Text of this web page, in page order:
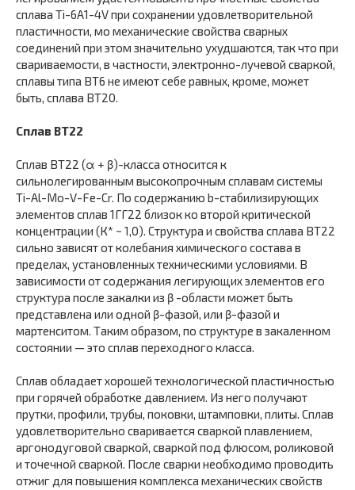
сплава Ti-6A1-4V при сохранении удовлетворительной
пластичности, мо механические свойства сварных
соединений при этом значительно ухудшаются, так что при
свариваемости, в частности, электронно-лучевой сваркой,
сплавы типа ВТ6 не имеют себе равных, кроме, может
быть, сплава ВТ20.
Сплав ВТ22
Сплав ВТ22 (α + β)-класса относится к
сильнолегированным высокопрочным сплавам системы
Ti-Al-Mo-V-Fe-Cr. По содержанию b-стабилизирующих
элементов сплав 1ГГ22 близок ко второй критической
концентрации (К* ~ 1,0). Структура и свойства сплава ВТ22
сильно зависят от колебания химического состава в
пределах, установленных техническими условиями. В
зависимости от содержания легирующих элементов его
структура после закалки из β -области может быть
представлена или одной β-фазой, или β-фазой и
мартенситом. Таким образом, по структуре в закаленном
состоянии — это сплав переходного класса.
Сплав обладает хорошей технологической пластичностью
при горячей обработке давлением. Из него получают
прутки, профили, трубы, поковки, штамповки, плиты. Сплав
удовлетворительно сваривается сваркой плавлением,
аргонодуговой сваркой, сваркой под флюсом, роликовой
и точечной сваркой. После сварки необходимо проводить
отжиг для повышения комплекса механических свойств